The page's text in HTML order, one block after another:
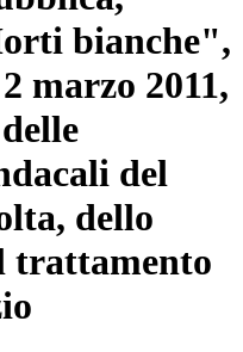
bianche",
marzo 2011,
del
dello
trattamento